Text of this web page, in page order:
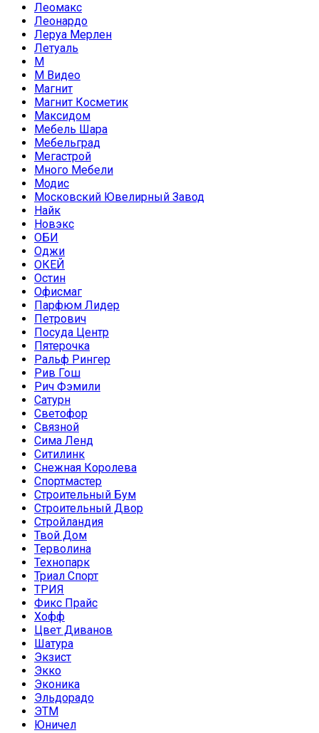
Леомакс
Леонардо
Леруа Мерлен
Летуаль
М
М Видео
Магнит
Магнит Косметик
Максидом
Мебель Шара
Мебельград
Мегастрой
Много Мебели
Модис
Московский Ювелирный Завод
Найк
Новэкс
ОБИ
Оджи
ОКЕЙ
Остин
Офисмаг
Парфюм Лидер
Петрович
Посуда Центр
Пятерочка
Ральф Рингер
Рив Гош
Рич Фэмили
Сатурн
Светофор
Связной
Сима Ленд
Ситилинк
Снежная Королева
Спортмастер
Строительный Бум
Строительный Двор
Стройландия
Твой Дом
Терволина
Технопарк
Триал Спорт
ТРИЯ
Фикс Прайс
Хофф
Цвет Диванов
Шатура
Экзист
Экко
Эконика
Эльдорадо
ЭТМ
Юничел